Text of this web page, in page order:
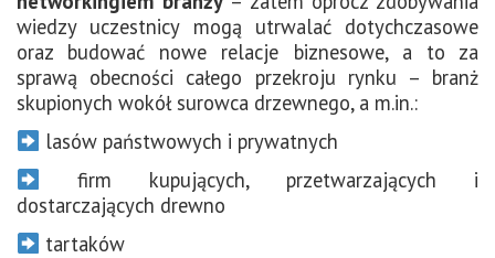
wiedzy uczestnicy mogą utrwalać dotychczasowe
oraz budować nowe relacje biznesowe, a to za
sprawą obecności całego przekroju rynku – branż
skupionych wokół surowca drzewnego, a m.in.:
lasów państwowych i prywatnych
firm kupujących, przetwarzających i
dostarczających drewno
tartaków